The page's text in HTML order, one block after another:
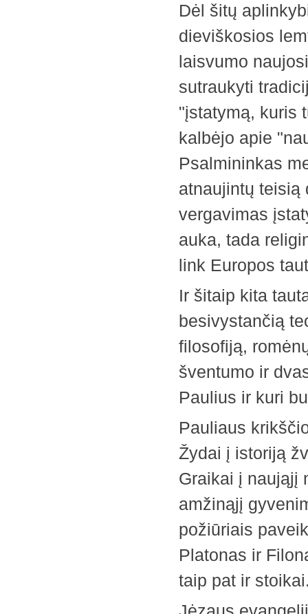
Dėl šitų
dieviškosios
laisvumo
sutraukyti
"įstatymą, kuris
kalbėjo apie
Psalmininkas
atnaujintų teisią
vergavimas
auka, tada
link Europos
Ir šitaip kita
besivystančią
filosofiją,
šventumo ir
Paulius ir kuri
Pauliaus
Žydai į istoriją
Graikai į naująjį
amžinąjį
požiūriais
Platonas ir
taip pat ir